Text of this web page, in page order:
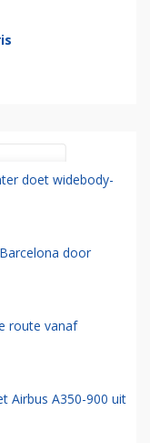
doet widebody-
door
route vanaf
Airbus A350-900 uit